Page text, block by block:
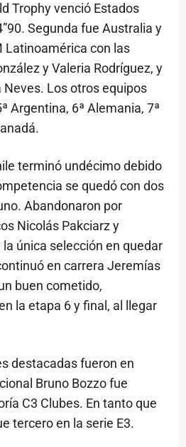
Trophy venció Estados
Segunda fue Australia y
Latinoamérica con las
y Valeria Rodríguez, y
Neves. Los otros equipos
Argentina, 6ª Alemania, 7ª
terminó undécimo debido
se quedó con dos
Abandonaron por
Nicolás Pakciarz y
única selección en quedar
en carrera Jeremías
buen cometido,
la etapa 6 y final, al llegar
destacadas fueron en
Bruno Bozzo fue
C3 Clubes. En tanto que
tercero en la serie E3.